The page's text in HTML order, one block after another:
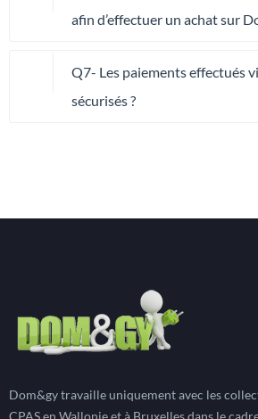
afin d’effectuer un achat sur
Q7- Les paiements effectués
sécurisés ?
Dom&gy travaille uniquement avec les
CPAS en Wallonie et à Bruxelles dans le